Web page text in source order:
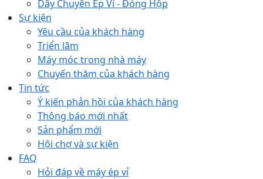
Dây Chuyền Ép Vỉ - Đóng Hộp
Sự kiện
Yêu cầu của khách hàng
Triển lãm
Máy móc trong nhà máy
Chuyến thăm của khách hàng
Tin tức
Ý kiến phản hồi của khách hàng
Thông báo mới nhất
Sản phẩm mới
Hội chợ và sự kiện
FAQ
Hỏi đáp về máy ép vỉ